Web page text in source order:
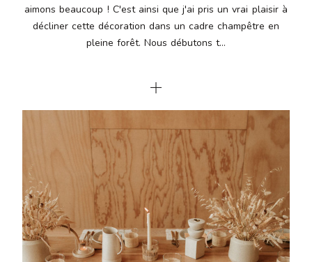
aimons beaucoup ! C'est ainsi que j'ai pris un vrai plaisir à
décliner cette décoration dans un cadre champêtre en
pleine forêt. Nous débutons t...